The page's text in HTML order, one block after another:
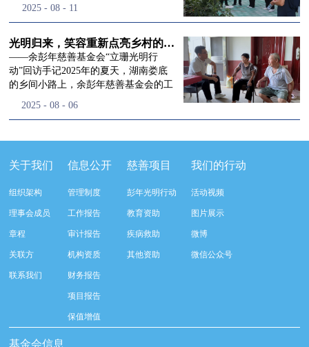
民、济世利人"的慈善理念所做出的突
流程，完成了新一届治理层的选举任
命，全新的第四届理事会正式组建完
成：选举彭志兵、徐滨、彭新英、李
栋、李玲辉、郭启兴、梅鑫为余彭年慈
余彭年慈善基金会第四届理事会监事。
徐滨先生当选余彭年慈善基金会第四届
先生依次为新一任理事长徐滨先生及秘
新起点上，基金会将始终坚守创立初
心，继续沿着余彭年先生的慈善足迹稳
步前行：一方面将持续巩固已有的品牌
公益项目优势，把帮扶资源更精准地向
索适配新时代公益环境的创新路径，联
动更多社会爱心力量，搭建更透明、更
阔的角落，用实际行动践行"取之于社
会、用之于社会"的公益承诺。未来，
余彭年慈善基金会将在新一届理事会的
带领下，以更饱满的热忱投身公益慈善
市与县域，一趟趟奔赴偏远地区，只为
景，这份认可，也让我们更加笃定前行
的脚步。启动仪式落幕之后，我们没有
即刻返程，联合赤峰市残联的工作人
员、专业医护队伍走入乡间小路，随机
小路弯弯曲曲，两边是繁茂的林木，我
家中。简朴的乡村民居陈设简单，老人
往日家中大大小小的农活，全都压在了
老伴一人肩上。此前季爷爷的左眼早已
彻底失明，卧床的日子里视野一片昏
暗，行动受限再加上双目近乎失明，老
人常常对往后的生活满心忧虑。得益于
去年项目开展的右眼手术，如今他的右
眼重获视力，平日里能够看清手机屏
幕，简单的日常起居也可以自己打理不
少。聊天的时候季爷爷语气满是庆
幸：“本来走路就不利索，要是双眼都
看不见，真的不敢设想往后的日子。现
欣以及余彭年慈善基金会志愿者姜颖妍
峰市残联理事长孙德欣对我们“彭年光
明行动”给予了高度的肯定，他表示“彭
年光明行动”不仅仅是帮助白内障患者
恢复光明，最重要的是减轻了患者家庭
事业的生动体现。随后余彭年慈善基金
光明行动”在内蒙的点点滴滴，并希望
覆盖，加强术后随访与科普宣传，同时
仪式后余彭年慈善基金会一行实地探访
了项目实施的一线情况，详细了解了患
流程就诊环节。 探访结束后，我们一行
开始对参与项目的患者进行了随机的回
项目的患者进行了随机的回访。居住在
松山区三道井子村的王奶奶左眼一直视
检查治疗。村里的赵书记在走访过程中
2025 - 08 - 11
光明归来，笑容重新点亮乡村的角落
——余彭年慈善基金会“立珊光明行
动”回访手记2025年的夏天，湖南娄底
的乡间小路上，余彭年慈善基金会的工
着一份特别的牵挂，走进了一个个普通
曾经被白内障困扰的老人，在接受
发生了怎样的变化。“现在能看清菜苗
来到涟源市渡头塘乡洪家村。72岁的曾
爷爷正在自家菜地里忙碌。他曾是村里
见，另一只眼睛的视力也越来越差。以
前，他看不清鱼塘的水位，也分不清菜
术后，眼睛亮堂多了！”老人笑着说。
现在，他能清楚地看到鱼塘里鱼儿游动
杂草。尽管手部有残疾，但他在田埂上
2025 - 08 - 06
关于我们
组织架构
理事会成员
章程
关联方
联系我们
信息公开
管理制度
工作报告
审计报告
机构资质
财务报告
项目报告
保值增值
慈善项目
彭年光明行动
教育资助
疾病救助
其他资助
我们的行动
活动视频
图片展示
微博
微信公众号
基金会信息